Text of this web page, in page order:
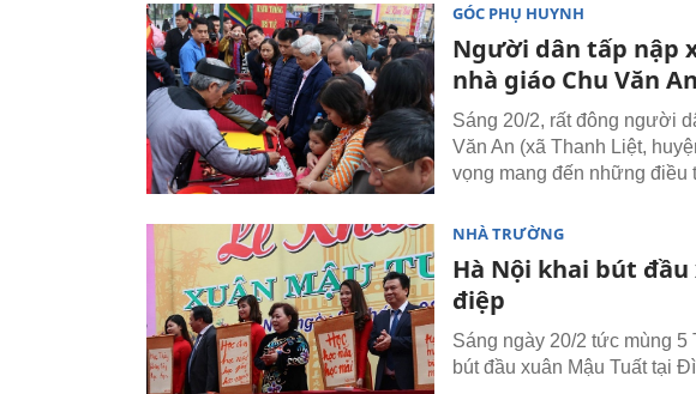
GÓC PHỤ HUYNH
Người dân tấp nập
nhà giáo Chu Văn An
Sáng 20/2, rất đông người
Văn An (xã Thanh Liệt,
vọng mang đến những điều
NHÀ TRƯỜNG
Hà Nội khai bút
điệp
Sáng ngày 20/2 tức mùng
bút đầu xuân Mậu Tuất tại